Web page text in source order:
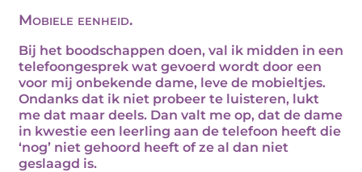
Mobiele eenheid.
Bij het boodschappen doen, val ik midden in een
telefoongesprek wat gevoerd wordt door een
voor mij onbekende dame, leve de mobieltjes.
Ondanks dat ik niet probeer te luisteren, lukt
me dat maar deels. Dan valt me op, dat de dame
in kwestie een leerling aan de telefoon heeft die
‘nog’ niet gehoord heeft of ze al dan niet
geslaagd is.